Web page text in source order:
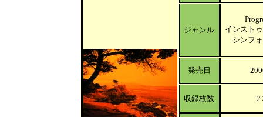
ジャンル
インスト
シンフ
発売日
収録枚数 2